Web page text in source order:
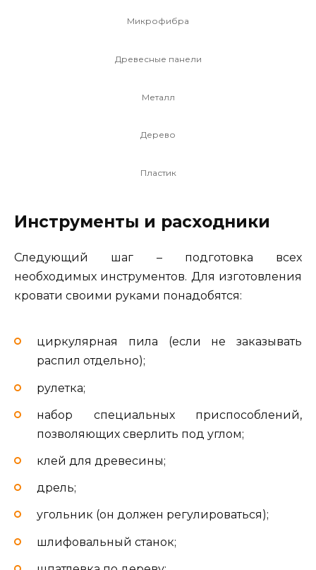
Микрофибра
Древесные панели
Металл
Дерево
Пластик
Инструменты и расходники
Следующий шаг – подготовка всех
необходимых инструментов. Для изготовления
кровати своими руками понадобятся:
циркулярная пила (если не заказывать
распил отдельно);
рулетка;
набор специальных приспособлений,
позволяющих сверлить под углом;
клей для древесины;
дрель;
угольник (он должен регулироваться);
шлифовальный станок;